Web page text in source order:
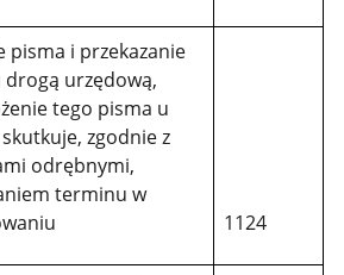
pisma i przekazanie
urzędową,
tego pisma u
zgodnie z
odrębnymi,
terminu w
1124